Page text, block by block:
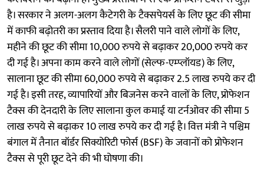
है। सरकार ने अलग-अलग कैटेगरी के टैक्सपेयर्स के लिए छूट की सीमा
में काफी बढ़ोतरी का प्रस्ताव दिया है। सैलरी पाने वाले लोगों के लिए,
महीने की छूट की सीमा 10,000 रुपये से बढ़ाकर 20,000 रुपये कर
दी गई है। अपना काम करने वाले लोगों (सेल्फ-एम्प्लॉयड) के लिए,
सालाना छूट की सीमा 60,000 रुपये से बढ़ाकर 2.5 लाख रुपये कर दी
गई है। इसी तरह, व्यापारियों और बिजनेस करने वालों के लिए, प्रोफेशन
टैक्स की देनदारी के लिए सालाना कुल कमाई या टर्नओवर की सीमा 5
लाख रुपये से बढ़ाकर 10 लाख रुपये कर दी गई है। वित्त मंत्री ने पश्चिम
बंगाल में तैनात बॉर्डर सिक्योरिटी फोर्स (BSF) के जवानों को प्रोफेशन
टैक्स से पूरी छूट देने की भी घोषणा की।